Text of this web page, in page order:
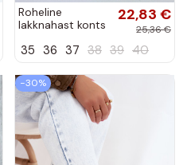
Roheline
lakknahast konts
22,83 €
25,36 €
35 36 37 38 39 40
−30%